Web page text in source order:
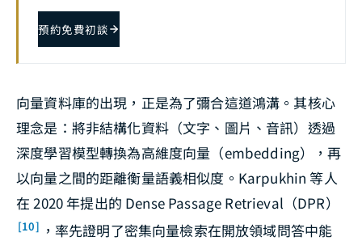
預約免費初談
向量資料庫的出現，正是為了彌合這道鴻溝。其核心
理念是：將非結構化資料（文字、圖片、音訊）透過
深度學習模型轉換為高維度向量（embedding），再
以向量之間的距離衡量語義相似度。Karpukhin 等人
在 2020 年提出的 Dense Passage Retrieval（DPR）
[10] ，率先證明了密集向量檢索在開放領域問答中能